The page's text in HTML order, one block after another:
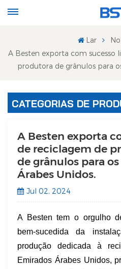
Lar
A Besten exporta com sucesso
produtora de grânulos para
CATEGORIAS DE
A Besten exporta
de reciclagem de
de grânulos para
Árabes Unidos.
Jul 02, 2024
A Besten tem o orgulho
bem-sucedida da
produção dedicada à
Emirados Árabes Unidos,